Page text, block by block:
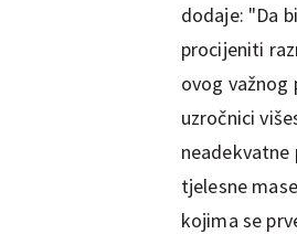
dodaje: "Da
procijeniti
ovog važnog
uzročnici
tjelesne
kojima se